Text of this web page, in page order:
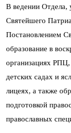
В ведении Отдела,
Святейшего
Постановлением
образование в
организациях РПЦ,
детских садах и
лицеях, а также
подготовкой
православных